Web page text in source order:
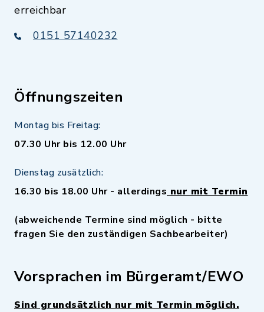
erreichbar
0151 57140232
Öffnungszeiten
Montag bis Freitag:
07.30 Uhr bis 12.00 Uhr
Dienstag zusätzlich:
16.30 bis 18.00 Uhr - allerdings nur mit Termin
(abweichende Termine sind möglich - bitte
fragen Sie den zuständigen Sachbearbeiter)
Vorsprachen im Bürgeramt/EWO
Sind grundsätzlich nur mit Termin möglich.